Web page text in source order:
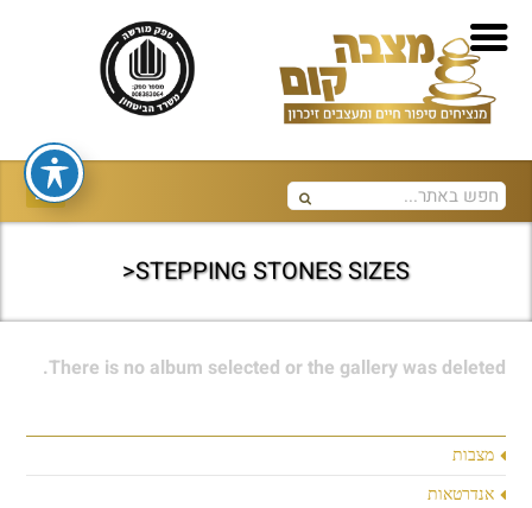
STEPPING STONES SIZES<
מצבות
אנדרטאות
There is no album selected or the gallery was deleted.